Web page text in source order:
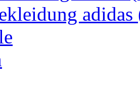
adidas